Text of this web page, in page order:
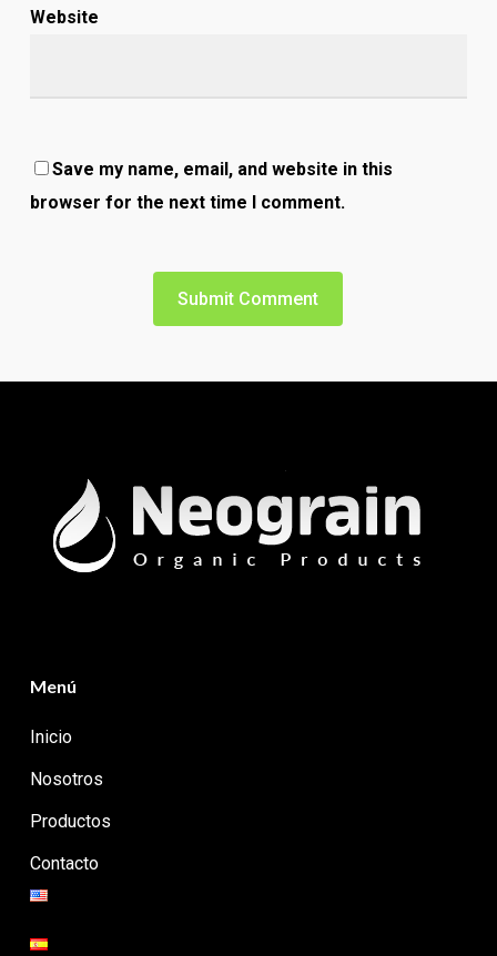
Website
Save my name, email, and website in this
browser for the next time I comment.
Menú
Inicio
Nosotros
Productos
Contacto